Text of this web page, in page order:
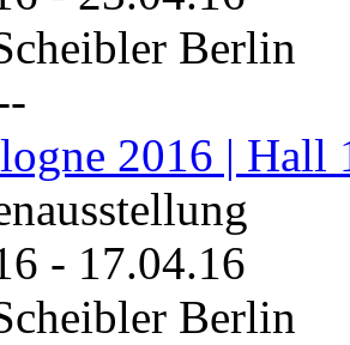
Berlin
2016 | Hall
- 17.04.16
Berlin